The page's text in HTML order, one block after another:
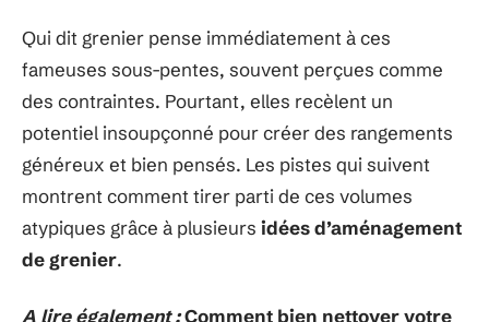
Qui dit grenier pense immédiatement à ces
fameuses sous-pentes, souvent perçues comme
des contraintes. Pourtant, elles recèlent un
potentiel insoupçonné pour créer des rangements
généreux et bien pensés. Les pistes qui suivent
montrent comment tirer parti de ces volumes
atypiques grâce à plusieurs idées d’aménagement
de grenier.
A lire également :Comment bien nettoyer votre